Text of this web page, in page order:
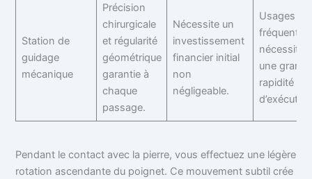
Station de
guidage
mécanique
Précision
chirurgicale
et régularité
géométrique
garantie à
chaque
passage.
Nécessite un
investissement
financier initial
non
négligeable.
Usages
fréquents
une grande
rapidité
Pendant le contact avec la pierre, vous effectuez une légère
rotation ascendante du poignet. Ce mouvement subtil crée